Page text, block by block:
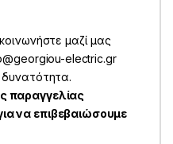
μαζί μας
electric.gr
παραγγελίας
να επιβεβαιώσουμε